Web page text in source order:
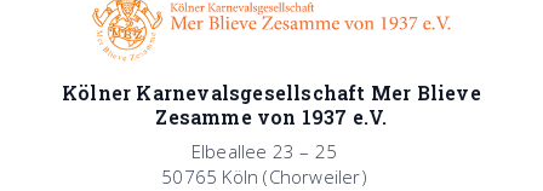
Kölner Karnevalsgesellschaft Mer Blieve
Zesamme von 1937 e.V.
Elbeallee 23 – 25
50765 Köln (Chorweiler)